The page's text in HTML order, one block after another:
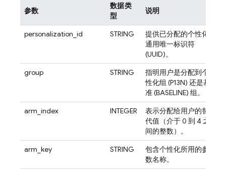
参数
数据类
型
说明
personalization_id STRING
提供已分配的个性化
通用唯一标识符
(UUID)。
group
STRING
指明用户是分配到个
性化组 (P13N) 还是基
准 (BASELINE) 组。
arm_index
INTEGER
表示分配给用户的替
代值（介于 0 到 4 之
间的整数）。
arm_key
STRING
包含个性化所用的参
数名称。